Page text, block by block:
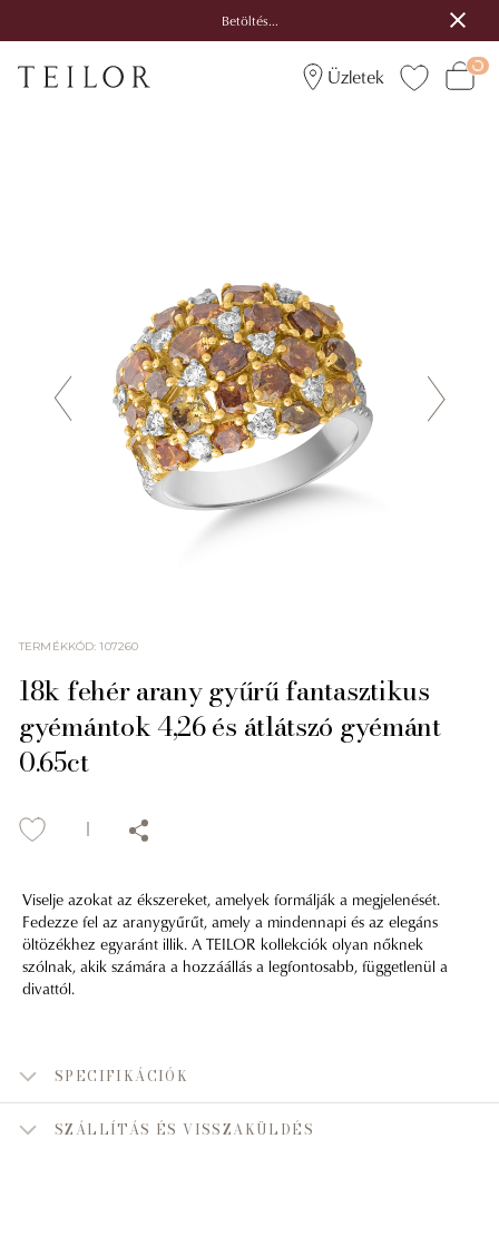
Betöltés...
Üzletek
TERMÉKKÓD:107260
18k fehér arany gyűrű fantasztikus
gyémántok 4,26 és átlátszó gyémánt
0.65ct
Viselje azokat az ékszereket, amelyek formálják a megjelenését.
Fedezze fel az aranygyűrűt, amely a mindennapi és az elegáns
öltözékhez egyaránt illik. A TEILOR kollekciók olyan nőknek
szólnak, akik számára a hozzáállás a legfontosabb, függetlenül a
divattól.
SPECIFIKÁCIÓK
SZÁLLÍTÁS ÉS VISSZAKÜLDÉS